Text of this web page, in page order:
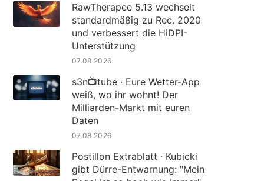
RawTherapee 5.13 wechselt
standardmäßig zu Rec. 2020
und verbessert die HiDPI-
Unterstützung
07.08.2026
s3n📺tube · Eure Wetter-App
weiß, wo ihr wohnt! Der
Milliarden-Markt mit euren
Daten
07.08.2026
Postillon Extrablatt · Kubicki
gibt Dürre-Entwarnung: "Mein